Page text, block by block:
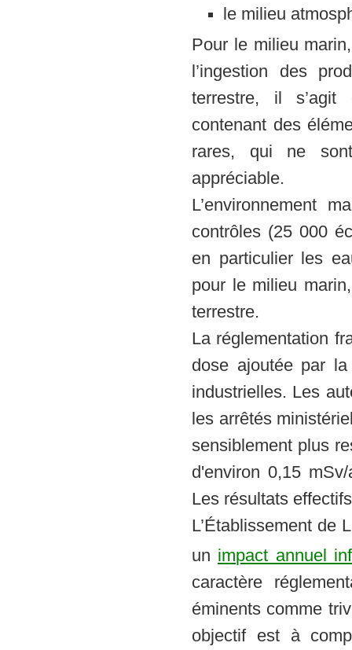
le milieu
Pour le milieu
l’ingestion des
terrestre, il s’agit
contenant des
rares, qui ne
appréciable.
L’environnement
contrôles (25 000
en particulier les
pour le milieu
terrestre.
La réglementation
dose ajoutée par
industrielles. Les
les arrêtés
sensiblement plus
d'environ 0,15
Les résultats
L’Établissement de
un impact annuel
caractère
éminents comme
objectif est à